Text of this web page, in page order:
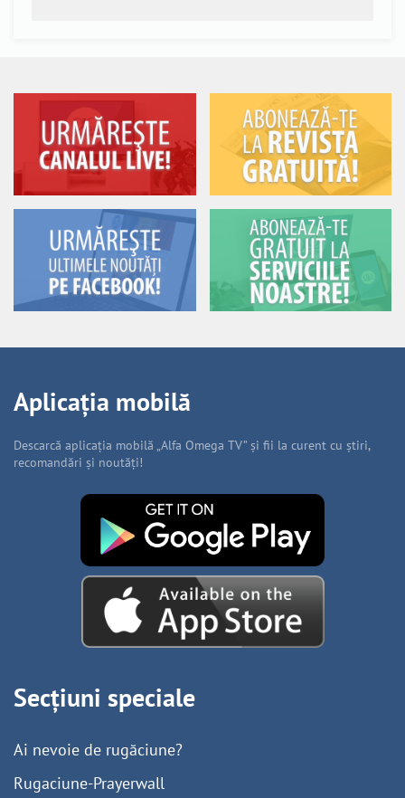
Aplicația mobilă
Descarcă aplicația mobilă „Alfa Omega TV” și fii la curent cu știri,
recomandări și noutăți!
Secțiuni speciale
Ai nevoie de rugăciune?
Rugaciune-Prayerwall